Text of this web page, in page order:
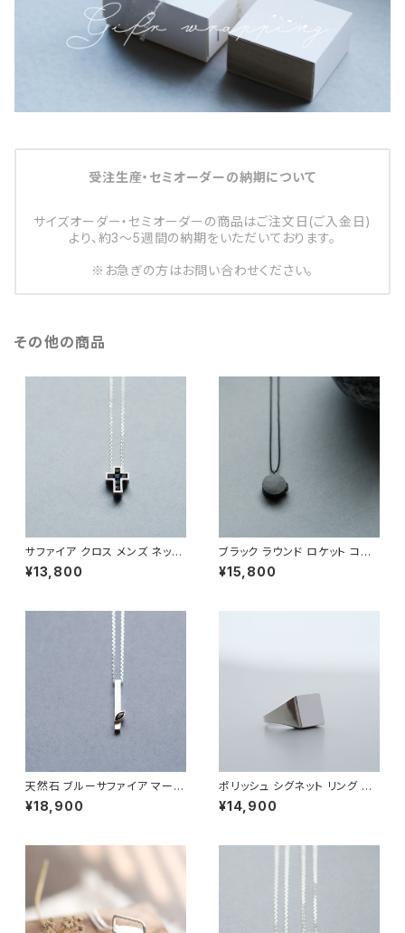
受注生産・セミオーダーの納期について
サイズオーダー・セミオーダーの商品はご注文日(ご入金日)
より、約3～5週間の納期をいただいております。
※お急ぎの方はお問い合わせください。
その他の商品
サファイア クロス メンズ ネック
レス シルバー925
¥13,800
ブラック ラウンド ロケット コー
ド ネックレス シルバー925 メン
ズ ユニセックス
¥15,800
天然石 ブルーサファイア マーキ
ス ネックレス シルバー925 9月
誕生石 メンズ ユニセックス
¥18,900
ポリッシュ シグネット リング シ
ルバー925 メンズ ユニセックス
¥14,900